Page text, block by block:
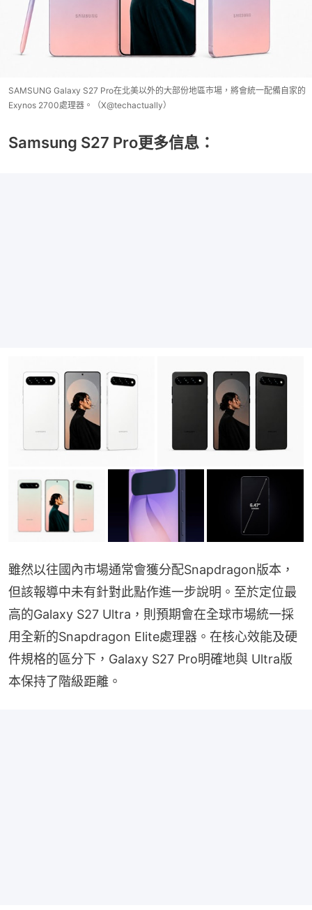
SAMSUNG Galaxy S27 Pro在北美以外的大部份地區市場，將會統一配備自家的
Exynos 2700處理器。（X@techactually）
Samsung S27 Pro更多信息：
雖然以往國內市場通常會獲分配Snapdragon版本，
但該報導中未有針對此點作進一步說明。至於定位最
高的Galaxy S27 Ultra，則預期會在全球市場統一採
用全新的Snapdragon Elite處理器。在核心效能及硬
件規格的區分下，Galaxy S27 Pro明確地與 Ultra版
本保持了階級距離。